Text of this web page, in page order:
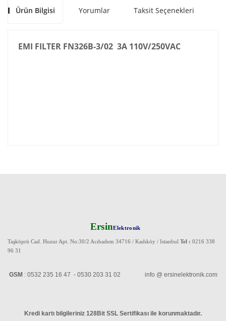
Ürün Bilgisi Yorumlar Taksit Seçenekleri
EMI FILTER FN326B-3/02 3A 110V/250VAC
ErsinElektronik
Taşköprü Cad. Huzur Apt. No:30/2 Acıbadem 34716 / Kadıköy / Istanbul Tel : 0216 338
96 31
GSM : 0532 235 16 47 - 0530 203 31 02 info @ ersinelektronik.com
Kredi kartı bilgileriniz 128Bit SSL Sertifikası ile korunmaktadır.